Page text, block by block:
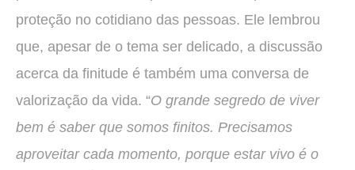
proteção no cotidiano das pessoas. Ele lembrou
que, apesar de o tema ser delicado, a discussão
acerca da finitude é também uma conversa de
valorização da vida. “O grande segredo de viver
bem é saber que somos finitos. Precisamos
aproveitar cada momento, porque estar vivo é o